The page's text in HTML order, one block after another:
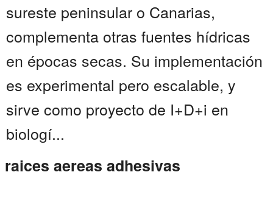
sureste peninsular o Canarias,
complementa otras fuentes hídricas
en épocas secas. Su implementación
es experimental pero escalable, y
sirve como proyecto de I+D+i en
biologí...
raices aereas adhesivas